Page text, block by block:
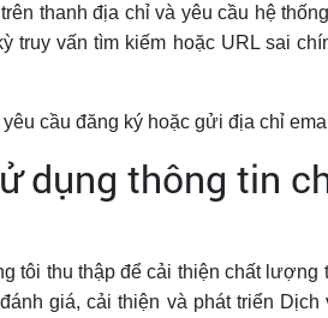
thanh địa chỉ và yêu cầu hệ
truy vấn tìm kiếm hoặc URL sai
cầu đăng ký hoặc gửi địa chỉ
dụng thông tin
tôi thu thập để cải thiện chất lượng
giá, cải thiện và phát triển